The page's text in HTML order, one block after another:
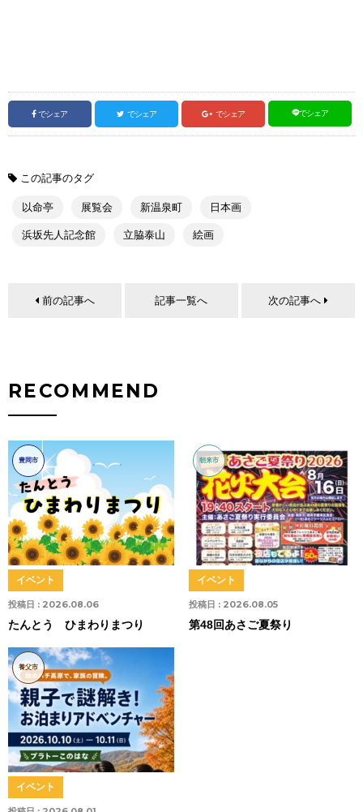
でシェア でシェア でシェア でシェア
この記事のタグ
以命亭 展覧会 新温泉町 日本画
浜坂先人記念館 立脇泰山 絵画
前の記事へ 記事一覧へ 次の記事へ
RECOMMEND
豊岡市
投稿日 : 2026.08.06
イベント
たんとう ひまわりまつり
朝来市
投稿日 : 2026.08.05
イベント
第48回あさご夏祭り
養父市
イベント